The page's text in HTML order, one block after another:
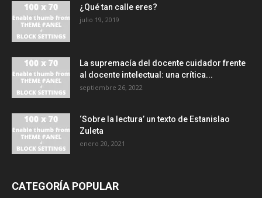
¿Qué tan calle eres?
julio 19, 2019
La supremacía del docente cuidador frente
al docente intelectual: una crítica...
septiembre 26, 2022
‘Sobre la lectura’ un texto de Estanislao
Zuleta
enero 20, 2021
CATEGORÍA POPULAR